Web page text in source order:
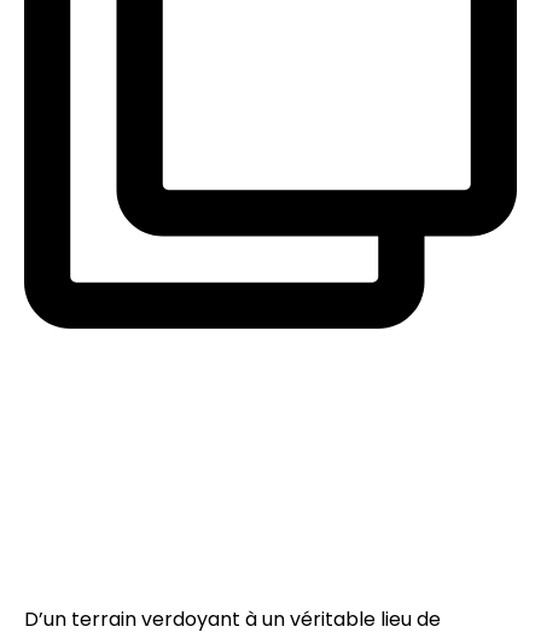
D’un terrain verdoyant à un véritable lieu de